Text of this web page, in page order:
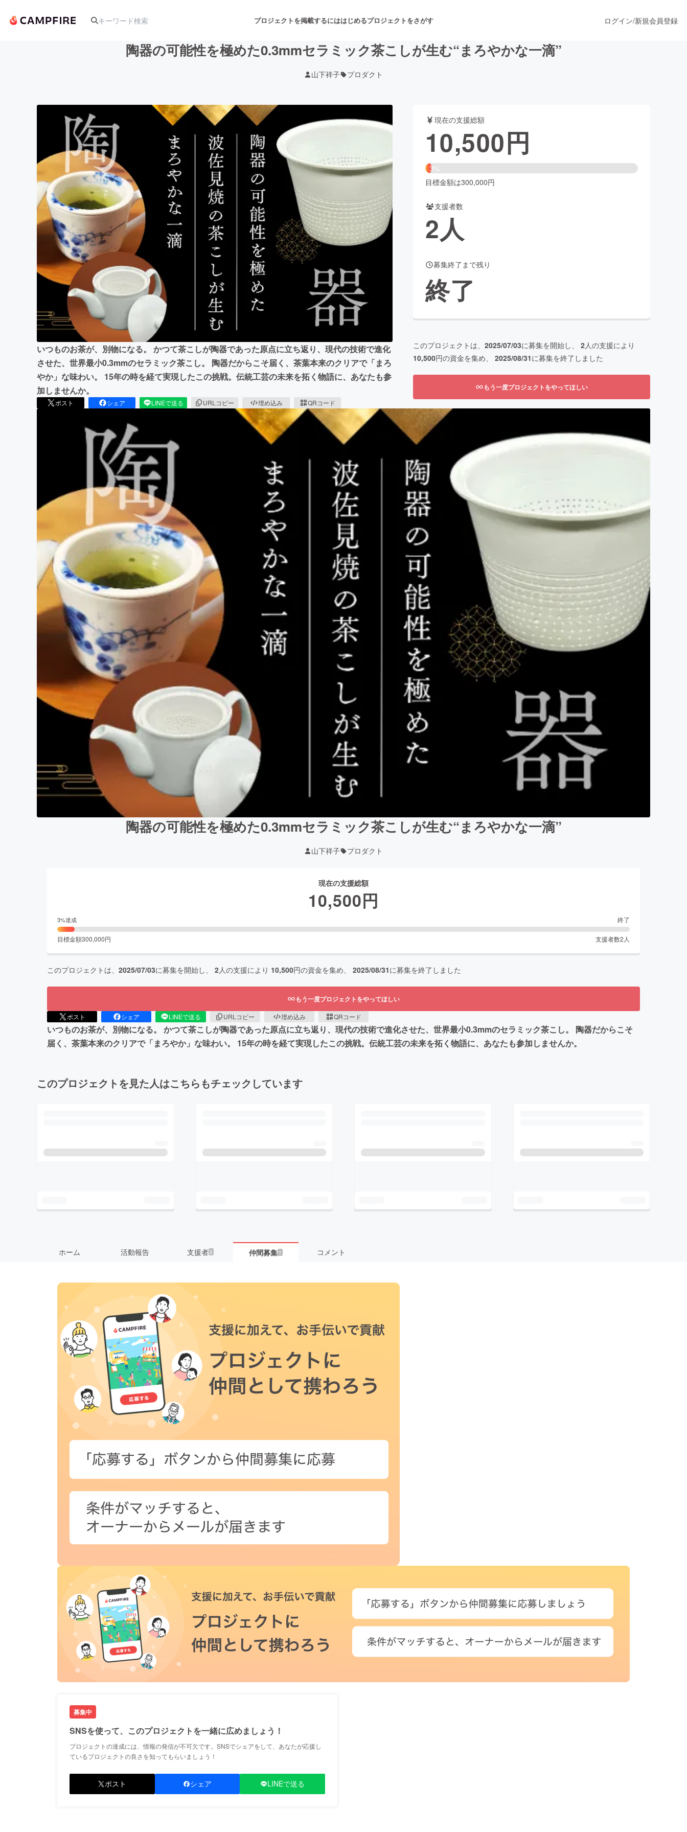
プロジェクトを掲載するにははじめるプロジェクトをさがす
アート・写真 音楽 舞台・パフォーマンス
テクノロジー・ガジェット ゲーム・サービス開発 ファッション
映像・映画 書籍・雑誌出版
ビジネス・起業 チャレンジ ビューティー・ヘルスケア
まちづくり・地域活性化
CAMPFIRE for Social GoodCAMPFIRE Creation
CAMPFIREふるさと納税machi-ya
ログイン/新規会員登録
陶器の可能性を極めた0.3mmセラミック茶こしが生む“まろやかな一滴”
山下祥子 プロダクト
いつものお茶が、別物になる。 かつて茶こしが陶器であった原点に立ち返り、現代の技術で進化
させた、世界最小0.3mmのセラミック茶こし。 陶器だからこそ届く、茶葉本来のクリアで「まろ
やか」な味わい。 15年の時を経て実現したこの挑戦。伝統工芸の未来を拓く物語に、あなたも参
加しませんか。
ポスト シェア LINEで送る URLコピー 埋め込み QRコード
現在の支援総額
10,500円
3%
目標金額は300,000円
支援者数
2人
募集終了まで残り
終了
このプロジェクトは、 2025/07/03に募集を開始し、 2人の支援により
10,500円の資金を集め、 2025/08/31に募集を終了しました
もう一度プロジェクトをやってほしい
陶器の可能性を極めた0.3mmセラミック茶こしが生む“まろやかな一滴”
山下祥子 プロダクト
現在の支援総額
10,500円
3%達成 終了
目標金額300,000円 支援者数2 人
このプロジェクトは、 2025/07/03に募集を開始し、 2人の支援により 10,500円の資金を集め、 2025/08/31に募集を終了しました
もう一度プロジェクトをやってほしい
ポスト シェア LINEで送る URLコピー 埋め込み QRコード
いつものお茶が、別物になる。 かつて茶こしが陶器であった原点に立ち返り、現代の技術で進化させた、世界最小0.3mmのセラミック茶こし。 陶器だからこそ
届く、茶葉本来のクリアで「まろやか」な味わい。 15年の時を経て実現したこの挑戦。伝統工芸の未来を拓く物語に、あなたも参加しませんか。
このプロジェクトを見た人はこちらもチェックしています
ホーム 活動報告 支援者2 仲間募集 1 コメント
募集中
SNSを使って、このプロジェクトを一緒に広めましょう！
プロジェクトの達成には、情報の発信が不可欠です。SNSでシェアをして、あなたが応援し
ているプロジェクトの良さを知ってもらいましょう！
ポスト シェア LINEで送る